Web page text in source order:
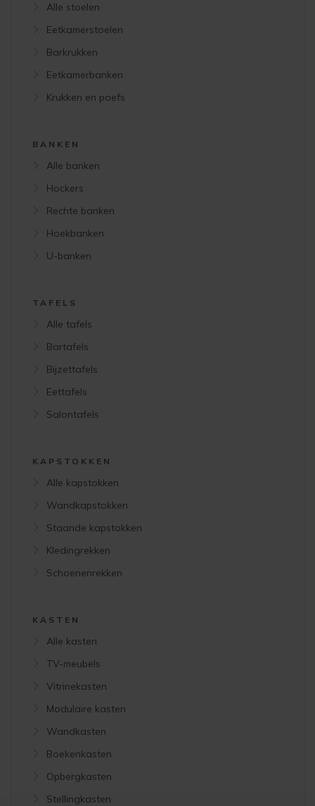
Alle stoelen
Eetkamerstoelen
Barkrukken
Eetkamerbanken
Krukken en poefs
BANKEN
Alle banken
Hockers
Rechte banken
Hoekbanken
U-banken
TAFELS
Alle tafels
Bartafels
Bijzettafels
Eettafels
Salontafels
KAPSTOKKEN
Alle kapstokken
Wandkapstokken
Staande kapstokken
Kledingrekken
Schoenenrekken
KASTEN
Alle kasten
TV-meubels
Vitrinekasten
Modulaire kasten
Wandkasten
Boekenkasten
Opbergkasten
Stellingkasten